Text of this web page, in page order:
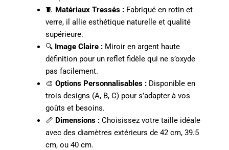
🧵 Matériaux Tressés :Fabriqué en rotin et
verre, il allie esthétique naturelle et qualité
supérieure.
🔍 Image Claire :Miroir en argent haute
définition pour un reflet fidèle qui ne s’oxyde
pas facilement.
🎨 Options Personnalisables :Disponible en
trois designs (A, B, C) pour s’adapter à vos
goûts et besoins.
📏 Dimensions :Choisissez votre taille idéale
avec des diamètres extérieurs de 42 cm, 39.5
cm, ou 40 cm.